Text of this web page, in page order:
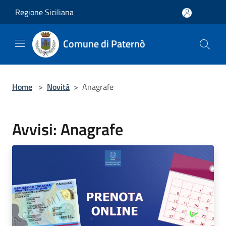
Regione Siciliana
Comune di Paternò
Home > Novità > Anagrafe
Avvisi: Anagrafe